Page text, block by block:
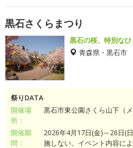
黒石さくらまつり
黒石の桜、特別なひ
青森県・黒石市
祭りDATA
開催場
所：
黒石市東公園さくら山下（
開催期
間：
2026年4月17日(金)～26日(
施しない。イベント内容に